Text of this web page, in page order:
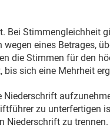
Bei Stimmengleichheit
eines Betrages,
die Stimmen für den
bis sich eine Mehrheit
Niederschrift
zu unterfertigen
Niederschrift zu trennen.